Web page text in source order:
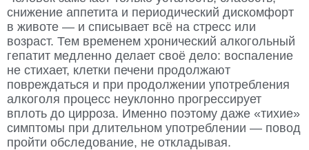
снижение аппетита и периодический дискомфорт
в животе — и списывает всё на стресс или
возраст. Тем временем хронический алкогольный
гепатит медленно делает своё дело: воспаление
не стихает, клетки печени продолжают
повреждаться и при продолжении употребления
алкоголя процесс неуклонно прогрессирует
вплоть до цирроза. Именно поэтому даже «тихие»
симптомы при длительном употреблении — повод
пройти обследование, не откладывая.